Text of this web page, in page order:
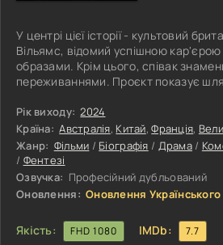
У центрі цієї історії - культовий
Вільямс, відомий успішною кар'єрою
образами. Крім цього, співак
переживаннями. Проєкт показує
слави. З одного боку, Роббі
пошуку свого місця в шоу-бізнесі, з
внутрішньою боротьбою між
особистими переживаннями. Низка
моменти у стосунках із
Рік виходу: 2024
Країна: Австралія, Китай,Франція,
Жанр: Фільми / Біографія / Драма /
/ Фентезі
Озвучка: Професійний дубльований
Оновлення: Оновлення
Якість: FHD 1080 IMDb: 7.7